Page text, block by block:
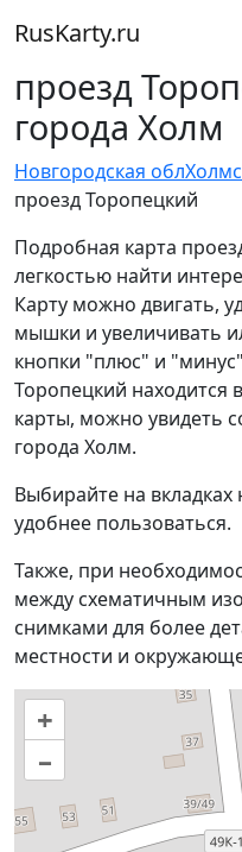
RusKarty.ru
проезд
города Холм
Новгородская обл
проезд Торопецкий
Подробная карта
легкостью найти
Карту можно двигать,
мышки и увеличивать
кнопки "плюс" и
Торопецкий
карты, можно увидеть
города Холм.
Выбирайте на
удобнее пользоваться.
Также, при
между схематичным
снимками для более
местности и
+
–